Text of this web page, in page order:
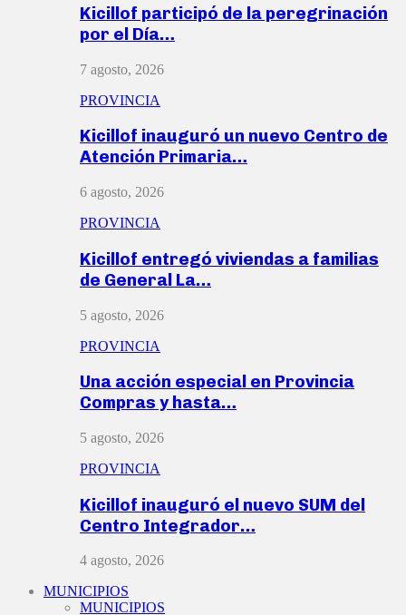
Kicillof participó de la peregrinación
por el Día…
7 agosto, 2026
PROVINCIA
Kicillof inauguró un nuevo Centro de
Atención Primaria…
6 agosto, 2026
PROVINCIA
Kicillof entregó viviendas a familias
de General La…
5 agosto, 2026
PROVINCIA
Una acción especial en Provincia
Compras y hasta…
5 agosto, 2026
PROVINCIA
Kicillof inauguró el nuevo SUM del
Centro Integrador…
4 agosto, 2026
MUNICIPIOS
MUNICIPIOS